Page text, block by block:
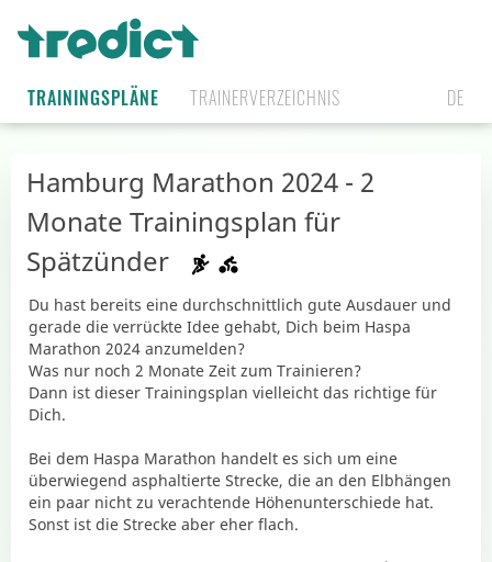
TRAININGSPLÄNE TRAINERVERZEICHNIS DE
Hamburg Marathon 2024 - 2
Monate Trainingsplan für
Spätzünder
Du hast bereits eine durchschnittlich gute Ausdauer und
gerade die verrückte Idee gehabt, Dich beim Haspa
Marathon 2024 anzumelden?
Was nur noch 2 Monate Zeit zum Trainieren?
Dann ist dieser Trainingsplan vielleicht das richtige für
Dich.
Bei dem Haspa Marathon handelt es sich um eine
überwiegend asphaltierte Strecke, die an den Elbhängen
ein paar nicht zu verachtende Höhenunterschiede hat.
Sonst ist die Strecke aber eher flach.